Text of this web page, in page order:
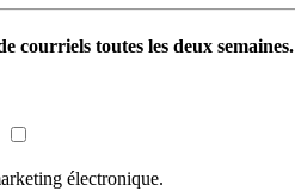
courriels toutes les deux semaines.
électronique.